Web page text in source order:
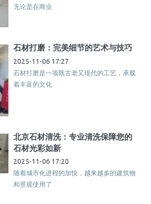
无论是在商业
石材打磨：完美细节的艺术与技巧
2025-11-06 17:27
石材打磨是一项既古老又现代的工艺，承载
着丰富的文化
北京石材清洗：专业清洗保障您的
石材光彩如新
2025-11-06 17:20
随着城市化进程的加快，越来越多的建筑物
和景观使用了